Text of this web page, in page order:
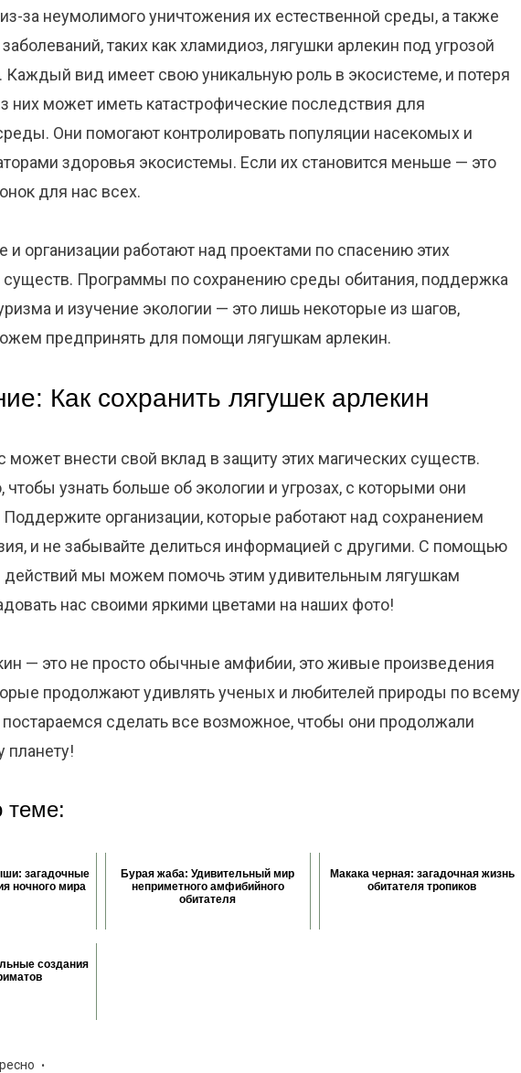
за неумолимого уничтожения их естественной среды, а также
таких как хламидиоз, лягушки арлекин под угрозой
Каждый вид имеет свою уникальную роль в экосистеме, и потеря
них может иметь катастрофические последствия для
Они помогают контролировать популяции насекомых и
здоровья экосистемы. Если их становится меньше — это
для нас всех.
и организации работают над проектами по спасению этих
существ. Программы по сохранению среды обитания, поддержка
и изучение экологии — это лишь некоторые из шагов,
предпринять для помощи лягушкам арлекин.
Как сохранить лягушек арлекин
внести свой вклад в защиту этих магических существ.
чтобы узнать больше об экологии и угрозах, с которыми они
Поддержите организации, которые работают над сохранением
и не забывайте делиться информацией с другими. С помощью
действий мы можем помочь этим удивительным лягушкам
нас своими яркими цветами на наших фото!
— это не просто обычные амфибии, это живые произведения
продолжают удивлять ученых и любителей природы по всему
сделать все возможное, чтобы они продолжали
планету!
теме:
загадочные
ночного мира
Бурая жаба: Удивительный мир
неприметного амфибийного
обитателя
Макака черная: загадочная жизнь
обитателя тропиков
создания